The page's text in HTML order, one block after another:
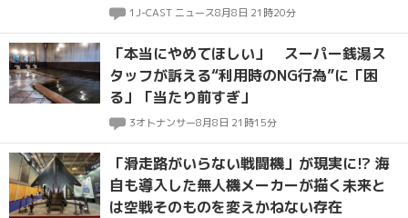
1J-CAST ニュース8月8日 21時20分
「本当にやめてほしい」 スーパー銭湯ス
タッフが訴える“利用時のNG行為”に「困
る」「当たり前すぎ」
3オトナンサー8月8日 21時15分
「滑走路がいらない戦闘機」が現実に!? 海
自も導入した無人機メーカーが描く未来と
は空戦そのものを変えかねない存在